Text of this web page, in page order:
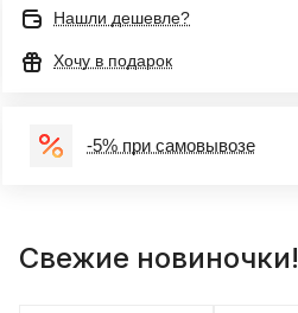
Нашли дешевле?
Хочу в подарок
-5% при самовывозе
Свежие новиночки!